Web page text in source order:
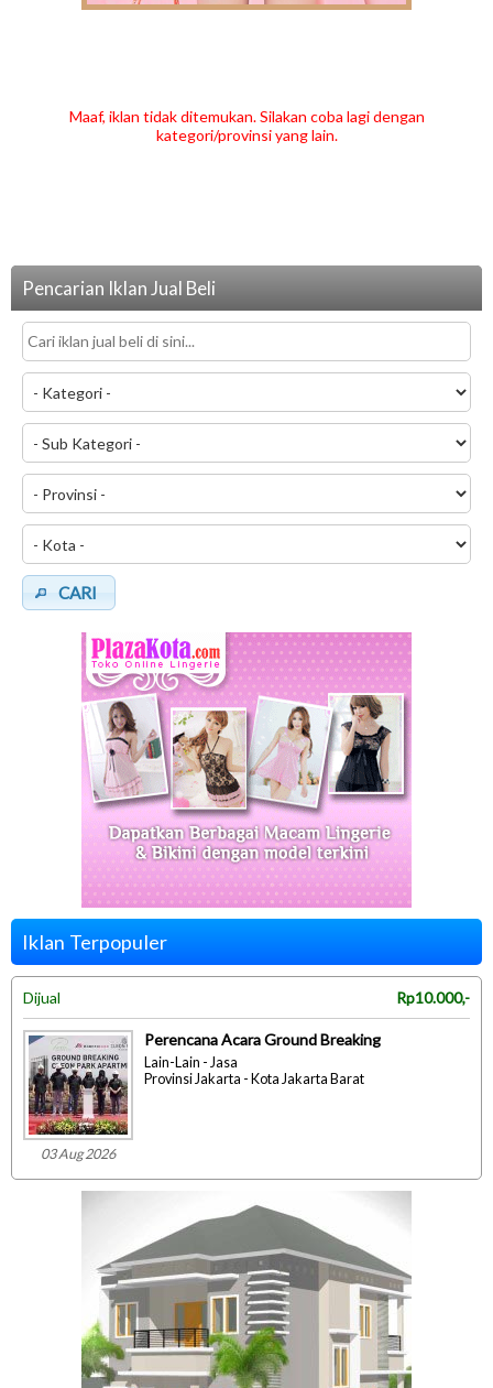
Maaf, iklan tidak ditemukan. Silakan coba lagi dengan
kategori/provinsi yang lain.
Pencarian Iklan Jual Beli
CARI
Iklan Terpopuler
Dijual Rp10.000,-
03 Aug 2026
Perencana Acara Ground Breaking
Lain-Lain - Jasa
Provinsi Jakarta - Kota Jakarta Barat